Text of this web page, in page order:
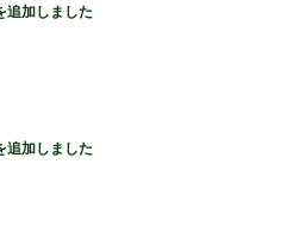
追加しました
追加しました